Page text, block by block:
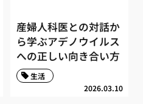
産婦人科医との対話か
ら学ぶアデノウイルス
への正しい向き合い方
2026.03.10
生活